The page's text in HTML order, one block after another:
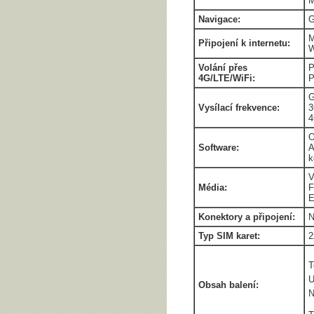
Navigace:
Připojení k internetu:
Volání přes
4G/LTE/WiFi:
Vysílací frekvence:
Software:
Média:
Konektory a připojení:
Typ SIM karet:
Obsah balení: